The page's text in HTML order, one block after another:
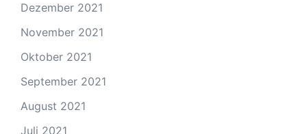
Dezember 2021
November 2021
Oktober 2021
September 2021
August 2021
Juli 2021